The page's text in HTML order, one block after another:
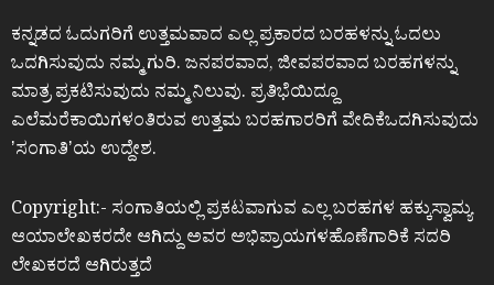
ಕನ್ನಡದ ಓದುಗರಿಗೆ ಉತ್ತಮವಾದ ಎಲ್ಲ ಪ್ರಕಾರದ ಬರಹಳನ್ನು ಓದಲು
ಒದಗಿಸುವುದು ನಮ್ಮ ಗುರಿ. ಜನಪರವಾದ, ಜೀವಪರವಾದ ಬರಹಗಳನ್ನು
ಮಾತ್ರ ಪ್ರಕಟಿಸುವುದು ನಮ್ಮ ನಿಲುವು. ಪ್ರತಿಭೆಯಿದ್ದೂ
ಎಲೆಮರೆಕಾಯಿಗಳಂತಿರುವ ಉತ್ತಮ ಬರಹಗಾರರಿಗೆ ವೇದಿಕೆಒದಗಿಸುವುದು
ʼಸಂಗಾತಿʼಯ ಉದ್ದೇಶ.
Copyright:- ಸಂಗಾತಿಯಲ್ಲಿ ಪ್ರಕಟವಾಗುವ ಎಲ್ಲ ಬರಹಗಳ ಹಕ್ಕುಸ್ವಾಮ್ಯ
ಆಯಾಲೇಖಕರದೇ ಆಗಿದ್ದು ಅವರ ಅಭಿಪ್ರಾಯಗಳಹೊಣೆಗಾರಿಕೆ ಸದರಿ
ಲೇಖಕರದೆ ಆಗಿರುತ್ತದೆ